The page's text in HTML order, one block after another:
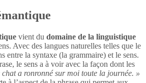
vient du domaine de la linguistique
Avec des langues naturelles telles que le
entre la syntaxe (la grammaire) et le sens.
le sens a à voir avec la façon dont les
chat a ronronné sur moi toute la journée. »